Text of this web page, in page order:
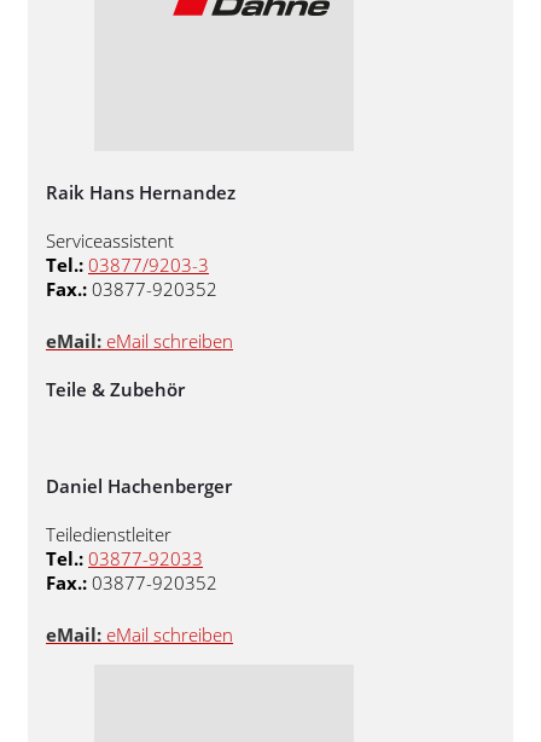
Raik Hans Hernandez
Serviceassistent
Tel.: 03877/9203-3
Fax.: 03877-920352
eMail: eMail schreiben
Teile & Zubehör
Daniel Hachenberger
Teiledienstleiter
Tel.: 03877-92033
Fax.: 03877-920352
eMail: eMail schreiben